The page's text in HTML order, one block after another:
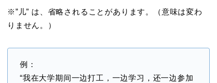
※”儿” は、省略されることがあります。（意味は変わ
りません。）
例：
“我在大学期间一边打工，一边学习，还一边参加